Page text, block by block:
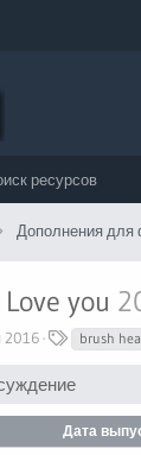
ресурсов
Дополнения для
you
2016
Т
г
и
brush
Дата